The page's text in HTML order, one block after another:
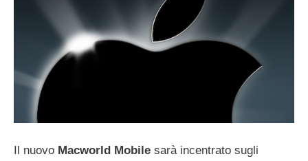
Il nuovo Macworld Mobile sarà incentrato sugli